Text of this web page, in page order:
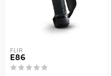
FLIR
E86